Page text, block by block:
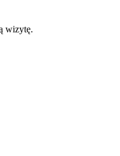
wizytę.